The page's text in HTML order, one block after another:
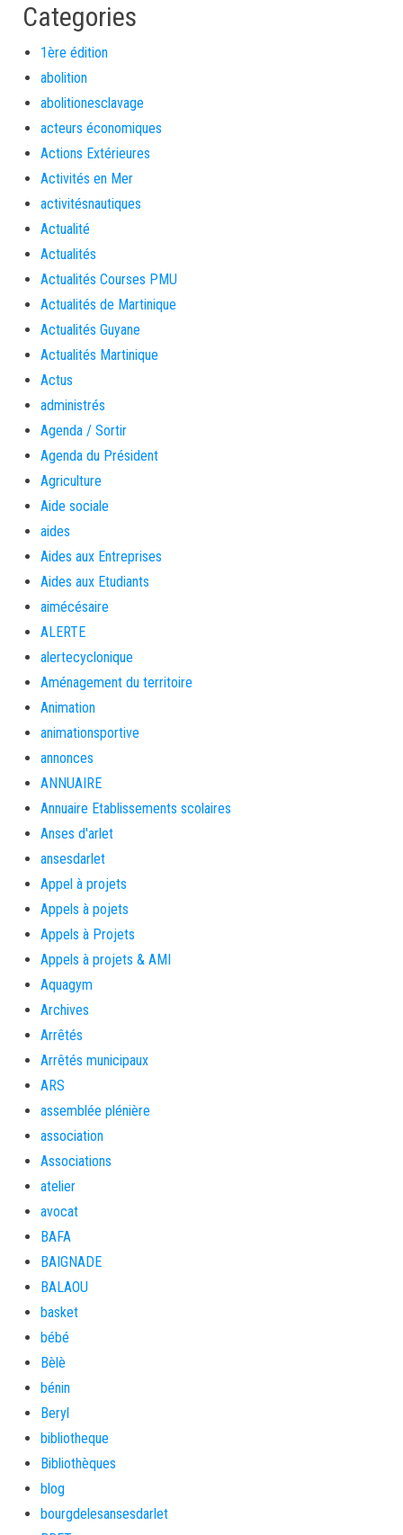
Categories
1ère édition
abolition
abolitionesclavage
acteurs économiques
Actions Extérieures
Activités en Mer
activitésnautiques
Actualité
Actualités
Actualités Courses PMU
Actualités de Martinique
Actualités Guyane
Actualités Martinique
Actus
administrés
Agenda / Sortir
Agenda du Président
Agriculture
Aide sociale
aides
Aides aux Entreprises
Aides aux Etudiants
aimécésaire
ALERTE
alertecyclonique
Aménagement du territoire
Animation
animationsportive
annonces
ANNUAIRE
Annuaire Etablissements scolaires
Anses d'arlet
ansesdarlet
Appel à projets
Appels à pojets
Appels à Projets
Appels à projets & AMI
Aquagym
Archives
Arrêtés
Arrêtés municipaux
ARS
assemblée plénière
association
Associations
atelier
avocat
BAFA
BAIGNADE
BALAOU
basket
bébé
Bèlè
bénin
Beryl
bibliotheque
Bibliothèques
blog
bourgdelesansesdarlet